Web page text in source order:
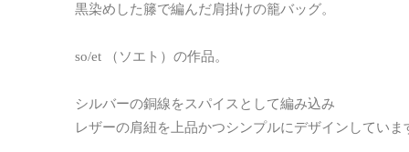
黒染めした籐で編んだ肩掛けの籠バッグ。
so/et （ソエト）の作品。
シルバーの銅線をスパイスとして編み込み
レザーの肩紐を上品かつシンプルにデザインしていま